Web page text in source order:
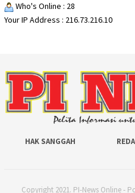
Who's Online : 28
Your IP Address : 216.73.216.10
HAK SANGGAH
Copyright 2021. PI-News Online -